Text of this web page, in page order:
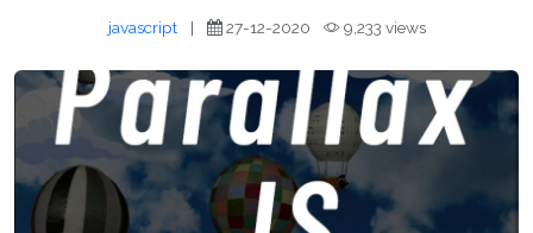
javascript | 27-12-2020 9,233 views